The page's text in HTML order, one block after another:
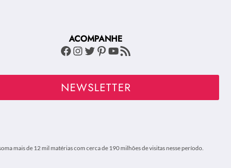
ACOMPANHE
Facebook
Instagram
Twitter
Pinterest
Youtube
Feed RSS
NEWSLETTER
mais de 12 mil matérias com cerca de 190 milhões de visitas nesse período.